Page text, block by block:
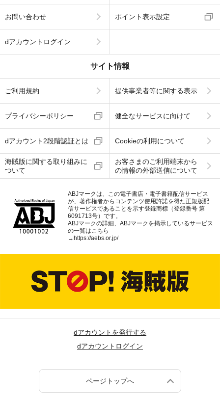
お問い合わせ ポイント表示設定
dアカウントログイン
サイト情報
ご利用規約 提供事業者等に関する表示
プライバシーポリシー 健全なサービスに向けて
dアカウント2段階認証とは Cookieの利用について
海賊版に関する取り組みに
ついて
お客さまのご利用端末から
の情報の外部送信について
ABJマークは、この電子書店・電子書籍配信サービス
が、著作権者からコンテンツ使用許諾を得た正規版配
信サービスであることを示す登録商標（登録番号 第
6091713号）です。
ABJマークの詳細、ABJマークを掲示しているサービス
の一覧はこちら
→ https://aebs.or.jp/
dアカウントを発行する
dアカウントログイン
ページトップへ